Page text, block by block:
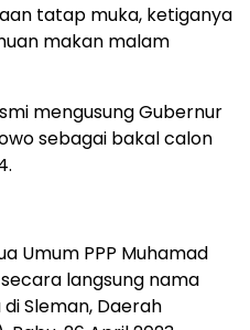
tatap muka, ketiganya
makan malam
mengusung Gubernur
sebagai bakal calon
Umum PPP Muhamad
langsung nama
Sleman, Daerah